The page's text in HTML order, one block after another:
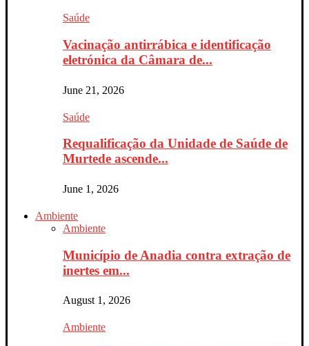
Saúde
Vacinação antirrábica e identificação
eletrónica da Câmara de...
June 21, 2026
Saúde
Requalificação da Unidade de Saúde de
Murtede ascende...
June 1, 2026
Ambiente
Ambiente
Município de Anadia contra extração de
inertes em...
August 1, 2026
Ambiente